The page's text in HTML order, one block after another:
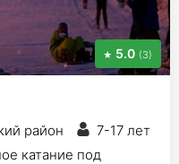
5.0 (3)
район
7-17 лет
катание под